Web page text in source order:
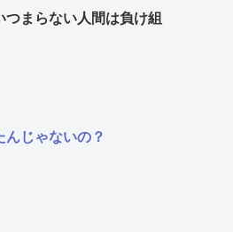
まらない人間は負け組
じゃないの？